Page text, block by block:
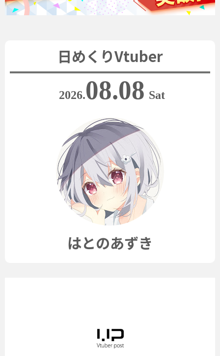
日めくりVtuber
2026.08.08 Sat
はとのあずき